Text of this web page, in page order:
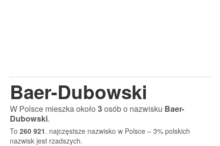
Baer-Dubowski
W Polsce mieszka około3osób o nazwisku Baer-
Dubowski.
To 260 921. najczęstsze nazwisko w Polsce – 3% polskich
nazwisk jest rzadszych.